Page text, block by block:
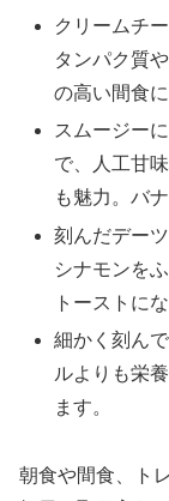
クリームチ
タンパク質
の高い間食に
スムージー
で、人工甘
も魅力。バ
刻んだデー
シナモンを
トーストに
細かく刻ん
ルよりも栄
ます。
朝食や間食、ト